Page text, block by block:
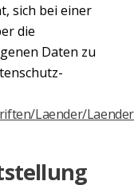
sich bei einer
die
Daten zu
Laender/